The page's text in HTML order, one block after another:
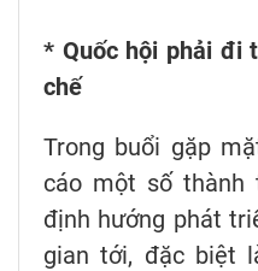
* Quốc hội phải đi
chế
Trong buổi gặp
cáo một số
định hướng phát
gian tới, đặc biệt